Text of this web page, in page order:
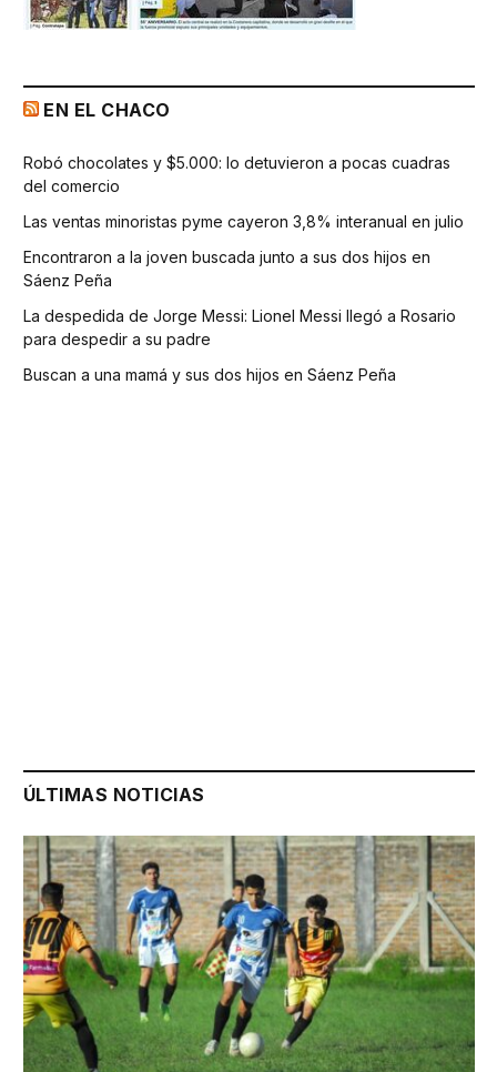
EN EL CHACO
Robó chocolates y $5.000: lo detuvieron a pocas cuadras
del comercio
Las ventas minoristas pyme cayeron 3,8% interanual en julio
Encontraron a la joven buscada junto a sus dos hijos en
Sáenz Peña
La despedida de Jorge Messi: Lionel Messi llegó a Rosario
para despedir a su padre
Buscan a una mamá y sus dos hijos en Sáenz Peña
ÚLTIMAS NOTICIAS